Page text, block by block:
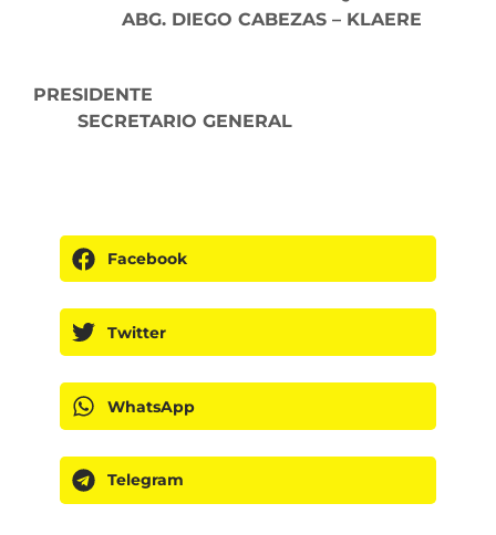
ABG. DIEGO CABEZAS – KLAERE
PRESIDENTE
SECRETARIO GENERAL
Facebook
Twitter
WhatsApp
Telegram